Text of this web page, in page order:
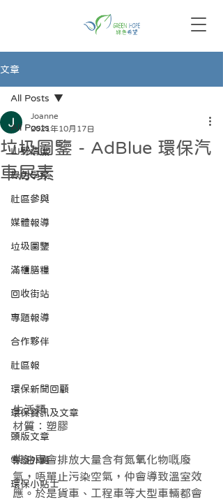
文章
All Posts
山野清潔
綠色學校
社區參與
媒體報導
垃圾圖鑒
滿櫃膳糧
回收街站
專題報導
合作夥伴
社區報
環保新聞回顧
環保資訊及文章
頭版文章
零廢外賣
環保小貼士
All Posts
垃圾圖鑒 - AdBlue 環保汽
車尿素
Joanne
2021年10月17日
生活類
材質：塑膠
柴油車會排放大量含有氮氧化物嘅廢
氣，唔單止污染空氣，仲會導致溫室效
應。於是貨車、工程車等大型車輛都會